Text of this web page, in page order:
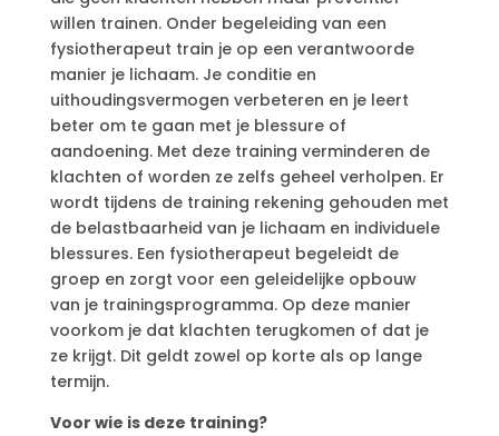
willen trainen. Onder begeleiding van een
fysiotherapeut train je op een verantwoorde
manier je lichaam. Je conditie en
uithoudingsvermogen verbeteren en je leert
beter om te gaan met je blessure of
aandoening. Met deze training verminderen de
klachten of worden ze zelfs geheel verholpen. Er
wordt tijdens de training rekening gehouden met
de belastbaarheid van je lichaam en individuele
blessures. Een fysiotherapeut begeleidt de
groep en zorgt voor een geleidelijke opbouw
van je trainingsprogramma. Op deze manier
voorkom je dat klachten terugkomen of dat je
ze krijgt. Dit geldt zowel op korte als op lange
termijn.
Voor wie is deze training?